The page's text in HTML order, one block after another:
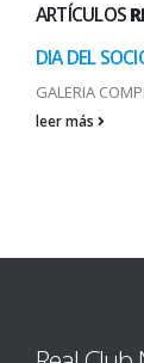
ARTÍCULOS
DIA DEL
GALERIA
leer más